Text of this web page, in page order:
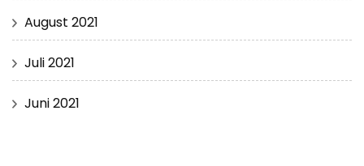
August 2021
Juli 2021
Juni 2021